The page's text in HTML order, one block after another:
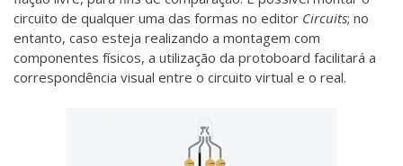
circuito de qualquer uma das formas no editor Circuits; no
entanto, caso esteja realizando a montagem com
componentes físicos, a utilização da protoboard facilitará a
correspondência visual entre o circuito virtual e o real.